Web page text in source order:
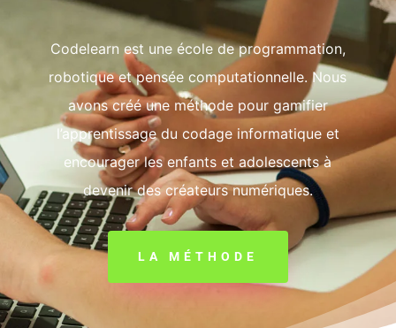
Codelearn est une école de programmation,
robotique et pensée computationnelle. Nous
avons créé une méthode pour gamifier
l’apprentissage du codage informatique et
encourager les enfants et adolescents à
devenir des créateurs numériques.
LA MÉTHODE